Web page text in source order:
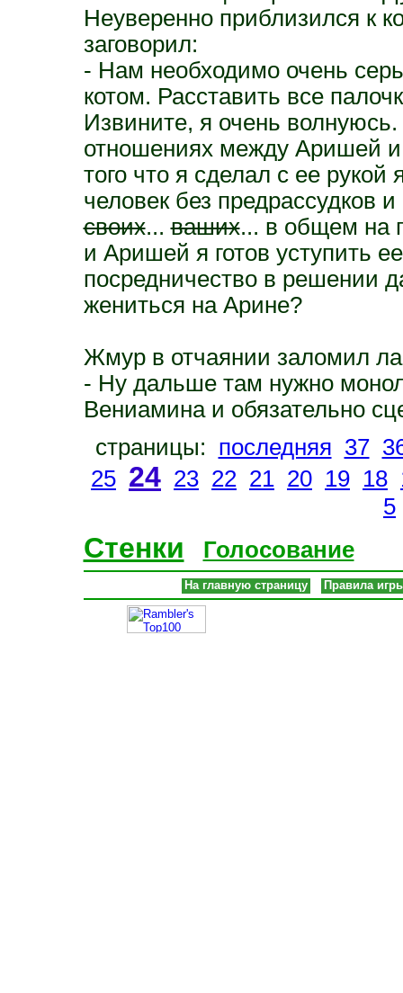
Неуверенно приблизился к
заговорил:
- Нам необходимо очень
котом. Расставить все
Извините, я очень
отношениях между Аришей
того что я сделал с ее
человек без предрассудков
своих...ваших... в общем на
и Аришей я готов уступить
посредничество в решении
жениться на Арине?
Жмур в отчаянии заломил
- Ну дальше там нужно
Вениамина и обязательно
страницы: последняя 37
25 24 23 22 21 20 19 18
5
Стенки Голосование
На главную страницу Правила